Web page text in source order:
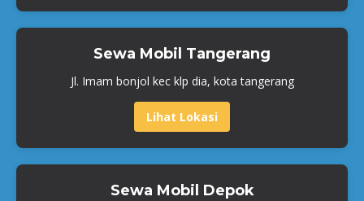
Sewa Mobil Tangerang
Jl. Imam bonjol kec klp dia, kota tangerang
Lihat Lokasi
Sewa Mobil Depok